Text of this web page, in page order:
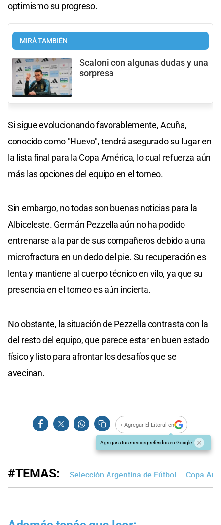
optimismo su progreso.
MIRÁ TAMBIÉN
Scaloni con algunas dudas y una
sorpresa
Si sigue evolucionando favorablemente, Acuña,
conocido como "Huevo", tendrá asegurado su lugar en
la lista final para la Copa América, lo cual refuerza aún
más las opciones del equipo en el torneo.
Sin embargo, no todas son buenas noticias para la
Albiceleste. Germán Pezzella aún no ha podido
entrenarse a la par de sus compañeros debido a una
microfractura en un dedo del pie. Su recuperación es
lenta y mantiene al cuerpo técnico en vilo, ya que su
presencia en el torneo es aún incierta.
No obstante, la situación de Pezzella contrasta con la
del resto del equipo, que parece estar en buen estado
físico y listo para afrontar los desafíos que se
avecinan.
+ Agregar El Litoral en
Agregar a tus medios preferidos en Google
#TEMAS: Selección Argentina de Fútbol Copa